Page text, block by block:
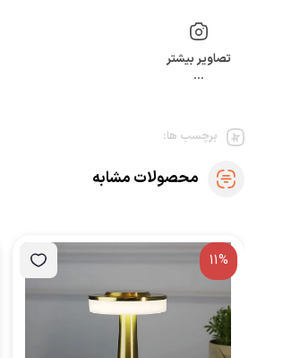
تصاویر بیشتر
…
برچسب ها:
محصولات مشابه
11%